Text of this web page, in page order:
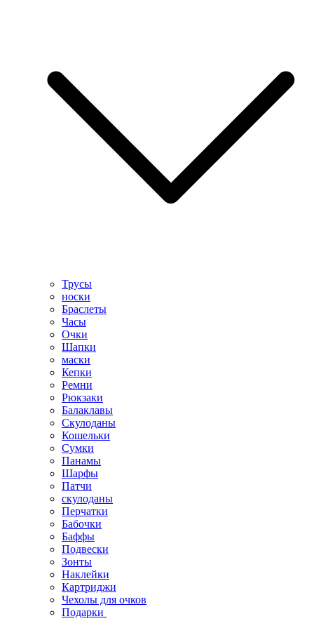
Трусы
носки
Браслеты
Часы
Очки
Шапки
маски
Кепки
Ремни
Рюкзаки
Балаклавы
Скулоданы
Кошельки
Сумки
Панамы
Шарфы
Патчи
скулоданы
Перчатки
Бабочки
Баффы
Подвески
Зонты
Наклейки
Картриджи
Чехолы для очков
Подарки